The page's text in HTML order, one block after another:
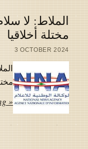
الملاط: لا
مختلة أخلاقيا
3 OCTOBER 2024
»